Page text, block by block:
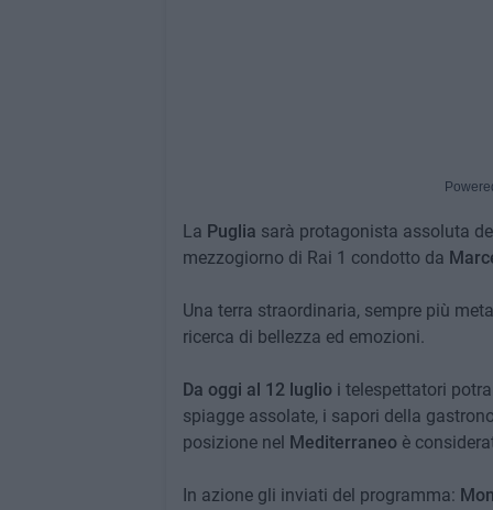
La Puglia sarà protagonista assoluta
mezzogiorno di Rai 1 condotto da
Una terra straordinaria, sempre più
ricerca di bellezza ed emozioni.
Da oggi al 12 luglioi telespettatori
spiagge assolate, i sapori della
posizione nel Mediterraneoè
In azione gli inviati del programma: